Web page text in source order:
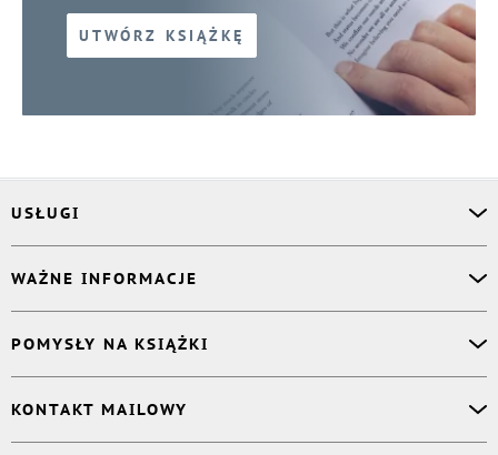
UTWÓRZ KSIĄŻKĘ
USŁUGI
Korektor
Projektant okładki
Druk Twojej książki
Publikacja
WAŻNE INFORMACJE
Książki Ridero
Pomoc
Polityka prywatności
POMYSŁY NA KSIĄŻKI
Dzienniczek malucha
Książka eksperta
KONTAKT MAILOWY